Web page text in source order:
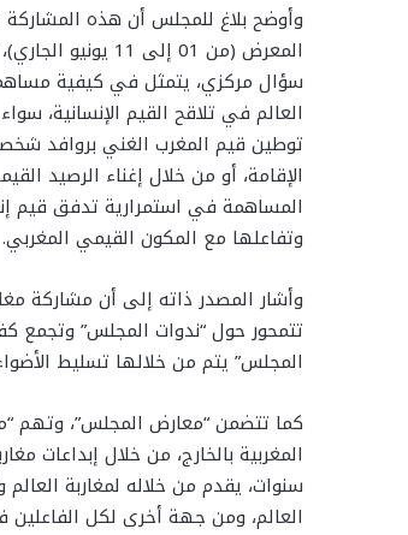
وأوضح بلاغ للمجلس أن هذه
المعرض (من 01 إلى 11
سؤال مركزي، يتمثل في كيفية
العالم في تلاقح القيم الإنسانية،
توطين قيم المغرب الغني بروافد
الإقامة، أو من خلال إغناء الرصيد
المساهمة في استمرارية تدفق قيم
وتفاعلها مع المكون القيمي المغربي.
وأشار المصدر ذاته إلى أن مشاركة
تتمحور حول “ندوات المجلس” وتجمع
المجلس” يتم من خلالها تسليط
كما تتضمن “معارض المجلس”، وتهم
المغربية بالخارج، من خلال إبداعات
سنوات، يقدم من خلاله لمغاربة
العالم، ومن جهة أخرى لكل الفاعلين